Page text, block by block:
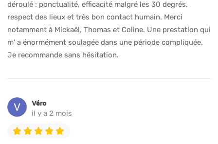
déroulé : ponctualité, efficacité malgré les 30 degrés,
respect des lieux et très bon contact humain. Merci
notamment à Mickaël, Thomas et Coline. Une prestation qui
m’ a énormément soulagée dans une période compliquée.
Je recommande sans hésitation.
Véro
il y a 2 mois